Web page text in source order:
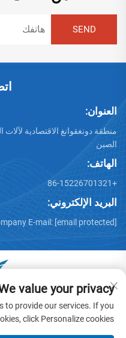
العنوان:
منطقة دونغقوانغ الاقتصادية
الصين
الهاتف:
+86-15226701321
البريد الإلكتروني:
E-mail: [email protected]
المحدودة -سياسة الخصوصية
value your privacy
to provide our services. If you
click Personalize cookies.